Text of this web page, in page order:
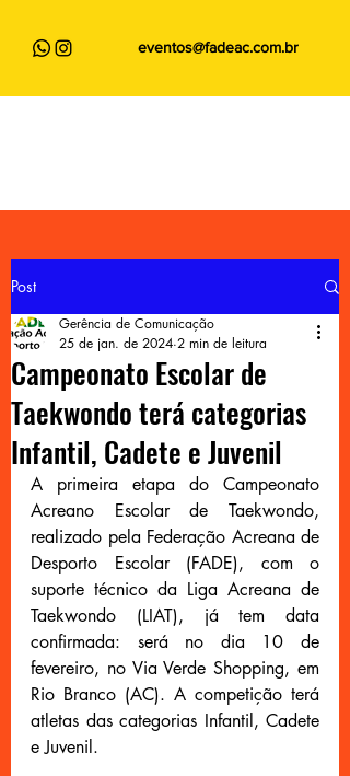
eventos@fadeac.com.br
Post
Campeonato Escolar de
Taekwondo terá categorias
Infantil, Cadete e Juvenil
Gerência de Comunicação
25 de jan. de 2024 2 min de leitura
A primeira etapa do Campeonato
Acreano Escolar de Taekwondo,
realizado pela Federação Acreana de
Desporto Escolar (FADE), com o
suporte técnico da Liga Acreana de
Taekwondo (LIAT), já tem data
confirmada: será no dia 10 de
fevereiro, no Via Verde Shopping, em
Rio Branco (AC). A competição terá
atletas das categorias Infantil, Cadete
e Juvenil.